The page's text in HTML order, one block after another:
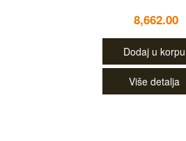
8,662.00
Dodaj u korpu
Više detalja